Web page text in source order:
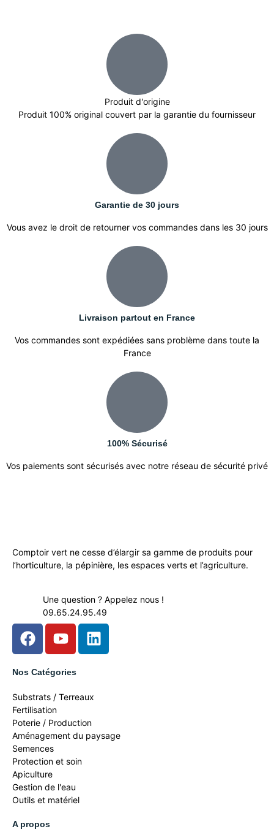
Produit d'origine
Produit 100% original couvert par la garantie du fournisseur
Garantie de 30 jours
Vous avez le droit de retourner vos commandes dans les 30 jours
Livraison partout en France
Vos commandes sont expédiées sans problème dans toute la
France
100% Sécurisé
Vos paiements sont sécurisés avec notre réseau de sécurité privé
Comptoir vert ne cesse d’élargir sa gamme de produits pour
l’horticulture, la pépinière, les espaces verts et l’agriculture.
Une question ? Appelez nous !
09.65.24.95.49
Nos Catégories
Substrats / Terreaux
Fertilisation
Poterie / Production
Aménagement du paysage
Semences
Protection et soin
Apiculture
Gestion de l'eau
Outils et matériel
A propos